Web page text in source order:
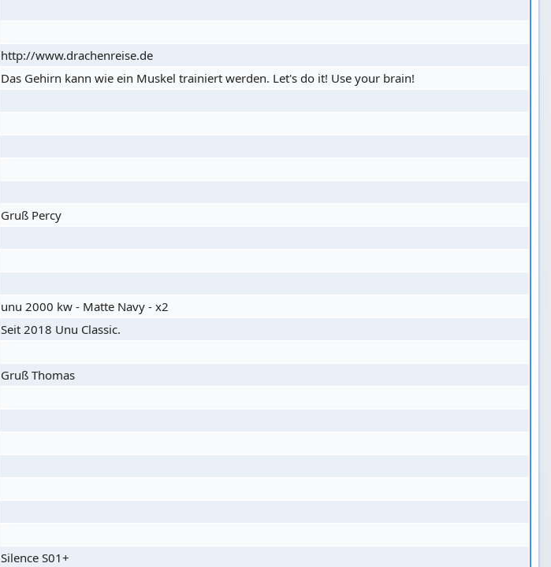
http://www.drachenreise.de
Das Gehirn kann wie ein Muskel trainiert werden. Let's do it! Use your brain!
Gruß Percy
unu 2000 kw - Matte Navy - x2
Seit 2018 Unu Classic.
Gruß Thomas
Silence S01+